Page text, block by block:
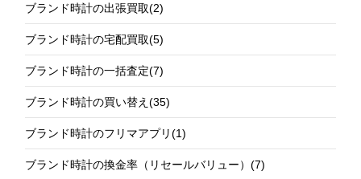
ブランド時計の出張買取(2)
ブランド時計の宅配買取(5)
ブランド時計の一括査定(7)
ブランド時計の買い替え(35)
ブランド時計のフリマアプリ(1)
ブランド時計の換金率（リセールバリュー）(7)